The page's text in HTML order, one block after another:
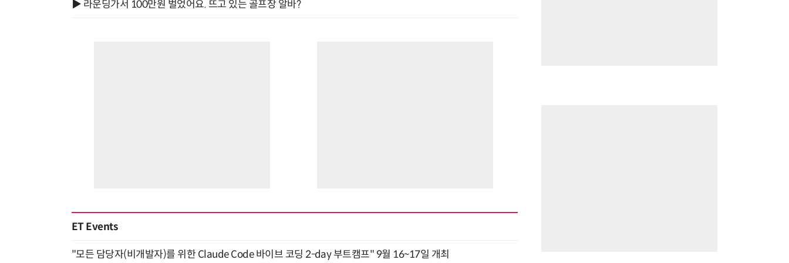
▶ 라운딩가서 100만원 벌었어요. 뜨고 있는 골프장 알바?
ET Events
"모든 담당자(비개발자)를 위한 Claude Code 바이브 코딩 2-day 부트캠프" 9월 16~17일 개최